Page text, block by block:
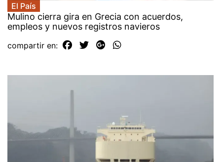
El País
Mulino cierra gira en Grecia con acuerdos,
empleos y nuevos registros navieros
compartir en: